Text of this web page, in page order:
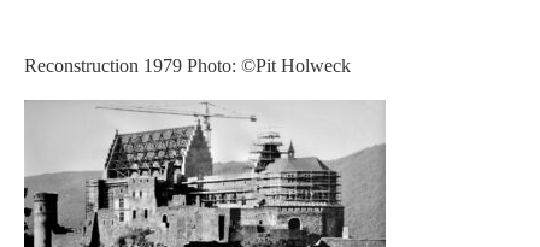
Reconstruction 1979 Photo: ©Pit Holweck